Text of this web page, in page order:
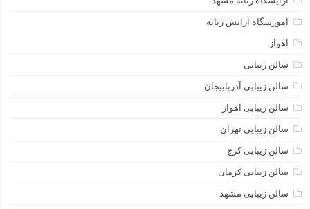
آموزشگاه آرایش زنانه
اهواز
سالن زیبایی
سالن زیبایی آذرباییجان
سالن زیبایی اهواز
سالن زیبایی تهران
سالن زیبایی کرج
سالن زیبایی کرمان
سالن زیبایی مشهد